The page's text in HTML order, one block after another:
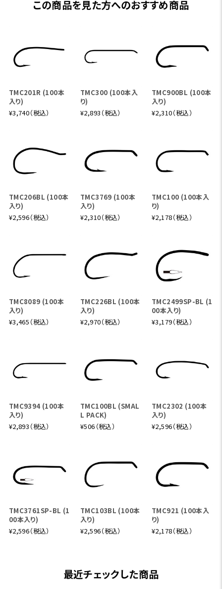
この商品を見た方へのおすすめ商品
TMC201R (100本
入り)
¥3,740（税込）
TMC300 (100本入
り)
¥2,893（税込）
TMC900BL (100本
入り)
¥2,310（税込）
TMC206BL (100本
入り)
¥2,596（税込）
TMC3769 (100本
入り)
¥2,310（税込）
TMC100 (100本入
り)
¥2,178（税込）
TMC8089 (100本
入り)
¥3,465（税込）
TMC226BL (100本
入り)
¥2,970（税込）
TMC2499SP-BL (1
00本入り)
¥3,179（税込）
TMC9394 (100本
入り)
¥2,893（税込）
TMC100BL (SMAL
L PACK)
¥506（税込）
TMC2302 (100本
入り)
¥2,596（税込）
TMC3761SP-BL (1
00本入り)
¥2,596（税込）
TMC103BL (100本
入り)
¥2,596（税込）
TMC921 (100本入
り)
¥2,178（税込）
最近チェックした商品